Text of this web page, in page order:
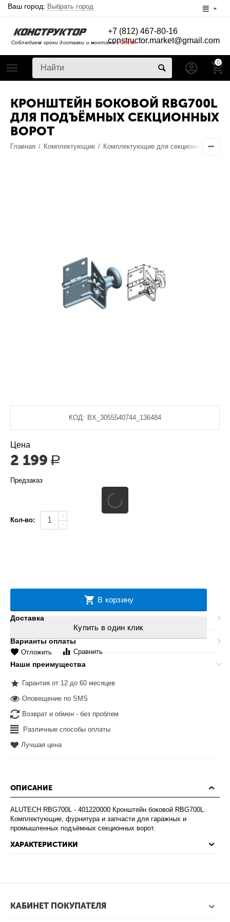
Ваш город: Выбрать город
Соблюдаем сроки доставки и монтажа с2014г
+7 (812) 467-80-16
constructor.market@gmail.com
0
КРОНШТЕЙН БОКОВОЙ RBG700L
ДЛЯ ПОДЪЁМНЫХ СЕКЦИОННЫХ
ВОРОТ
Главная / Комплектующие / Комплектующие для секционных ворот
КОД: BX_3055540744_136484
Цена
2 199 Р
Предзаказ
Кол-во:
+
−
В корзину
Купить в один клик
Отложить Сравнить
Доставка
Варианты оплаты
Наши преимущества
Гарантия от 12 до 60 месяцев
Оповещение по SMS
Возврат и обмен - без проблем
Различные способы оплаты
Лучшая цена
ОПИСАНИЕ
ALUTECH RBG700L - 401220000 Кронштейн боковой RBG700L.
Комплектующие, фурнитура и запчасти для гаражных и
промышленных подъёмных секционных ворот.
ХАРАКТЕРИСТИКИ
КАБИНЕТ ПОКУПАТЕЛЯ